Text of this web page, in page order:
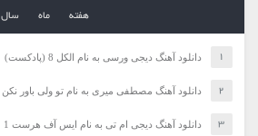
هفته ماه سال
دانلود آهنگ دیجی ورسی به نام الکل 8 (پادکست)
دانلود آهنگ مصطفی میری به نام تو ولی باور نکن
دانلود آهنگ دیجی ام تی به نام ایس آف هرست 1